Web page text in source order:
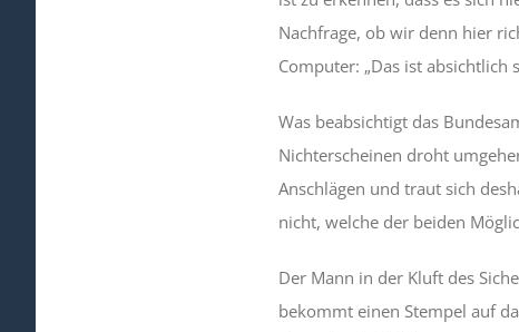
Nachfrage, ob wir denn hier
Computer: „Das ist absichtlich
Was beabsichtigt das
Nichterscheinen droht
Anschlägen und traut sich
nicht, welche der beiden
Der Mann in der Kluft des
bekommt einen Stempel auf